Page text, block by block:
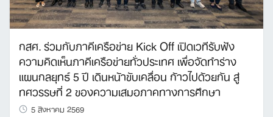
กสศ. ร่วมกับภาคีเครือข่าย Kick Off เปิดเวทีรับฟัง
ความคิดเห็นภาคีเครือข่ายทั่วประเทศ เพื่อจัดทำร่าง
แผนกลยุทธ์ 5 ปี เดินหน้าขับเคลื่อน ก้าวไปด้วยกัน สู่
ทศวรรษที่ 2 ของความเสมอภาคทางการศึกษา
5 สิงหาคม 2569